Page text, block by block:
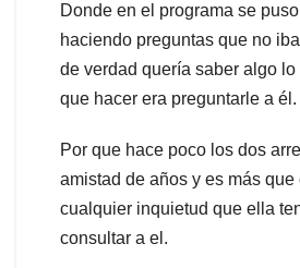
Donde en el programa se
haciendo preguntas que no
de verdad quería saber algo
que hacer era preguntarle a él.
Por que hace poco los dos
amistad de años y es más que
cualquier inquietud que ella
consultar a el.